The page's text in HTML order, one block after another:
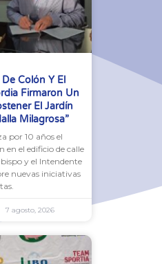
Colón Y El
Firmaron Un
El Jardín
Milagrosa”
por 10 años el
el edificio de calle
y el Intendente
nuevas iniciativas
7 agosto, 2026